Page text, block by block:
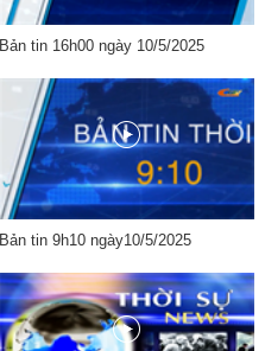
Bản tin 16h00 ngày 10/5/2025
Bản tin 9h10 ngày10/5/2025